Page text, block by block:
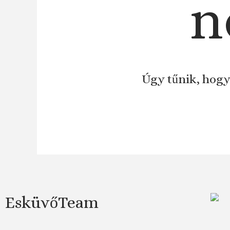
Úgy tűnik,
EsküvőTeam